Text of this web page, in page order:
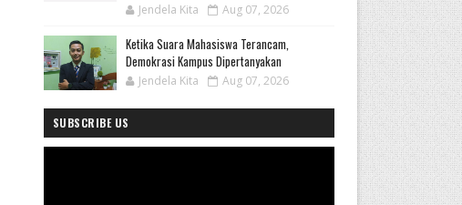
Jendela Kita Aug 07, 2026
Ketika Suara Mahasiswa Terancam,
Demokrasi Kampus Dipertanyakan
Jendela Kita Aug 07, 2026
SUBSCRIBE US